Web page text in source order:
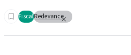
FiscalRedevance